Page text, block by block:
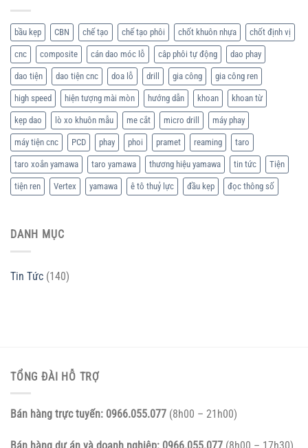
bầu kẹp CBN chế tạo chế tạo phôi chốt khuôn nhựa chốt định vị
cnc composite cán dao móc lỗ câp phôi tự động dao phay
dao tiện dao tiện cnc doa lỗ drill gia công gia công ren
high speed hiện tượng mài mòn hướng dẫn khoan khoan từ
kẹp dao lò xo khuôn mẫu me cắt micro drill máy phay
máy tiện cnc PCD phay phoi pramet reaming taro
taro xoắn yamawa taro yamawa thương hiệu yamawa tin tức Tiện
tiện ren Vertex yamawa ê tô thuỷ lực đầu kẹp đọc thông số
DANH MỤC
Tin Tức (140)
TỔNG ĐÀI HỖ TRỢ
Bán hàng trực tuyến: 0966.055.077 (8h00 – 21h00)